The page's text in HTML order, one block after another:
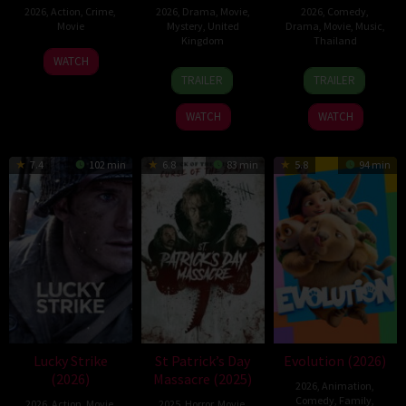
2026 Action Crime
Movie
23
Jun
Kam
Ka-
WATCH
2026, Drama Movie,
Mystery United
Kingdom
24
Apr
2026
Mark
Jenkin
TRAILER
WATCH
2026 Comedy
Drama Movie, Music
Thailand
19
Mar
2026
Thananat
Sukchareon
TRAILER
WATCH
7.4 102 min
Lucky Strike
(2026)
6.8 83 min
St Patrick’s Day
Massacre (2025)
5.8 94 min
Evolution (2026)
2026 Animation
Comedy Family